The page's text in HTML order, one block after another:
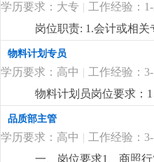
学历要求：大专 | 工作经验：
岗位职责: 1.会计或相
物料计划专员
学历要求：高中 | 工作经验：
物料计划员岗位要求：
灯饰行业从事过pmc优
条理性、有计划性、原
和计划能力。岗位福利
包、年终奖3、公司包
品质部主管
学历要求：高中 | 工作经验：
一、岗位要求1、商照